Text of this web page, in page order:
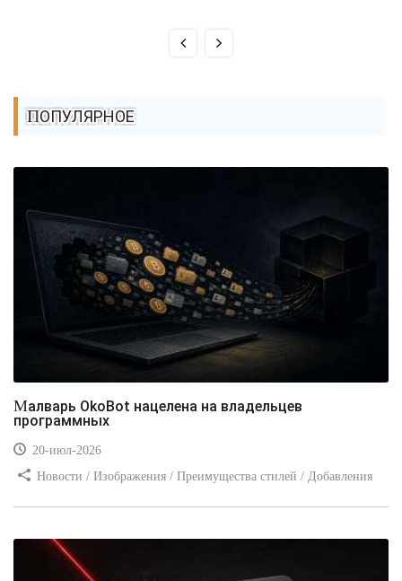
ПОПУЛЯРНОЕ
Малварь OkoBot нацелена на владельцев
программных
20-июл-2026
Новости / Изображения / Преимущества стилей / Добавления